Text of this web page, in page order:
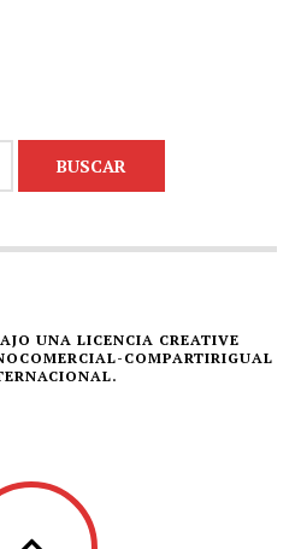
UNA LICENCIA CREATIVE
COMPARTIRIGUAL